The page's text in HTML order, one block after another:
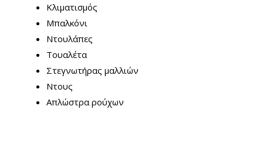
Κλιματισμός
Μπαλκόνι
Ντουλάπες
Τουαλέτα
Στεγνωτήρας μαλλιών
Ντους
Απλώστρα ρούχων